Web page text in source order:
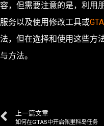
容，但需要注意的是，利用
服务以及使用修改工具或
法，但在选择和使用这些方
与方法。
上一篇文章
如何在GTA5中开启佩里科岛任务